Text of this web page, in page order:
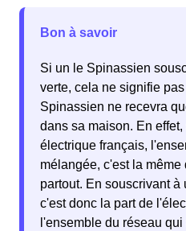
Bon à savoir
Si un le Spinassien
verte, cela ne signifie
Spinassien ne recevra
dans sa maison. En
électrique français,
mélangée, c'est la
partout. En souscrivant à
c'est donc la part de
l'ensemble du réseau